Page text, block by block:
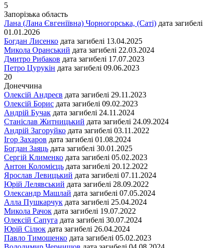
5
Запорізька область
Лана (Лана Євгеніївна) Чорногорська, (Саті) дата загибелі
01.01.2026
Богдан Лисенко дата загибелі 13.04.2025
Микола Оранський дата загибелі 22.03.2024
Дмитро Рибаков дата загибелі 17.07.2023
Петро Цурукін дата загибелі 09.06.2023
20
Донеччина
Олексій Андреєв дата загибелі 29.11.2023
Олексій Борис дата загибелі 09.02.2023
Андрій Бучак дата загибелі 24.11.2024
Станіслав Житницький дата загибелі 24.09.2024
Андрій Загоруйко дата загибелі 03.11.2022
Ігор Захаров дата загибелі 01.08.2024
Богдан Заяць дата загибелі 30.01.2025
Сергій Клименко дата загибелі 05.02.2023
Антон Коломієць дата загибелі 20.12.2022
Ярослав Левицький дата загибелі 07.11.2024
Юрій Лелявський дата загибелі 28.09.2022
Олександр Машлай дата загибелі 07.05.2024
Алла Пушкарчук дата загибелі 25.04.2024
Микола Рачок дата загибелі 19.07.2022
Олексій Сапуга дата загибелі 30.07.2024
Юрій Сілюк дата загибелі 26.04.2024
Павло Тимошенко дата загибелі 05.02.2023